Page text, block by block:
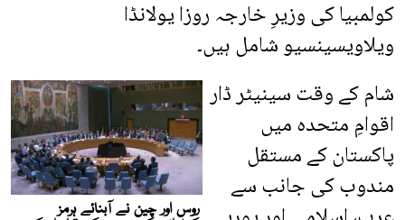
کولمبیا کی وزیرِ خارجہ روزا یولانڈا
ویلاویسینسیو شامل ہیں۔
شام کے وقت سینیٹر ڈار
اقوامِ متحدہ میں
پاکستان کے مستقل
مندوب کی جانب سے